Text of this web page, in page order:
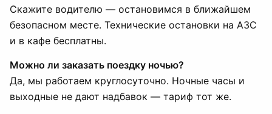
Скажите водителю — остановимся в ближайшем
безопасном месте. Технические остановки на АЗС
и в кафе бесплатны.
Можно ли заказать поездку ночью?
Да, мы работаем круглосуточно. Ночные часы и
выходные не дают надбавок — тариф тот же.